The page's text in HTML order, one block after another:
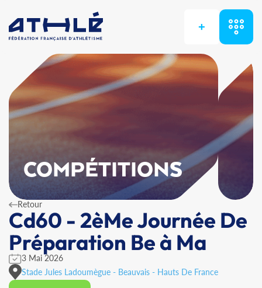
+
COMPÉTITIONS
Retour
Cd60 - 2èMe Journée De
Préparation Be à Ma
3 Mai 2026
Stade Jules Ladoumègue - Beauvais - Hauts De France